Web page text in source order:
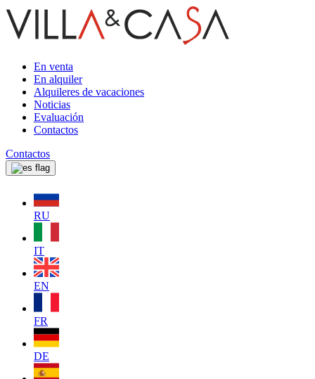
En venta
En alquiler
Alquileres de vacaciones
Noticias
Evaluación
Contactos
Contactos
RU
IT
EN
FR
DE